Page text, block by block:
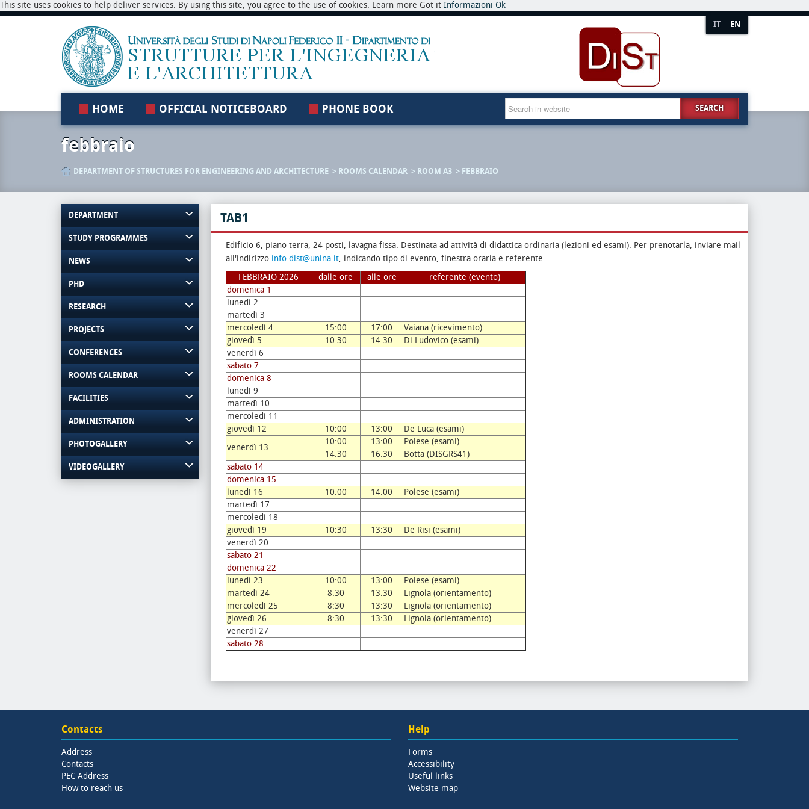
This site uses cookies to help deliver services. By using this site, you agree to the use of cookies. Learn more Got it Informazioni Ok
IT EN
HOME OFFICIAL NOTICEBOARD PHONE BOOK SEARCH
febbraio
DEPARTMENT OF STRUCTURES FOR ENGINEERING AND ARCHITECTURE ROOMS CALENDAR ROOM A3 FEBBRAIO
DEPARTMENT
STUDY PROGRAMMES
NEWS
PHD
RESEARCH
PROJECTS
CONFERENCES
ROOMS CALENDAR
FACILITIES
ADMINISTRATION
PHOTOGALLERY
VIDEOGALLERY
TAB1
Edificio 6, piano terra, 24 posti, lavagna fissa. Destinata ad attività di didattica ordinaria (lezioni ed esami). Per prenotarla, inviare mail
all'indirizzo info.dist@unina.it, indicando tipo di evento, finestra oraria e referente.
FEBBRAIO 2026
dalle ore alle ore
referente (evento)
domenica 1
lunedì 2
martedì 3
mercoledì 4
15:00 17:00
Vaiana (ricevimento)
giovedì 5
10:30 14:30
Di Ludovico (esami)
venerdì 6
sabato 7
domenica 8
lunedì 9
martedì 10
mercoledì 11
giovedì 12
10:00 13:00
De Luca (esami)
venerdì 13
10:00 13:00
Polese (esami)
14:30
16:30
Botta (DISGRS41)
sabato 14
domenica 15
lunedì 16
10:00 14:00
Polese (esami)
martedì 17
mercoledì 18
giovedì 19
10:30 13:30
De Risi (esami)
venerdì 20
sabato 21
domenica 22
lunedì 23
10:00 13:00
Polese (esami)
martedì 24
8:30 13:30
Lignola (orientamento)
mercoledì 25
8:30 13:30
Lignola (orientamento)
giovedì 26
8:30 13:30
Lignola (orientamento)
venerdì 27
sabato 28
Contacts
Address
Contacts
PEC Address
How to reach us
Help
Forms
Accessibility
Useful links
Website map